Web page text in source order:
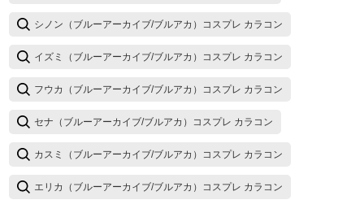
シノン（ブルーアーカイブ/ブルアカ）コスプレ カラコン
イズミ（ブルーアーカイブ/ブルアカ）コスプレ カラコン
フウカ（ブルーアーカイブ/ブルアカ）コスプレ カラコン
セナ（ブルーアーカイブ/ブルアカ）コスプレ カラコン
カスミ（ブルーアーカイブ/ブルアカ）コスプレ カラコン
エリカ（ブルーアーカイブ/ブルアカ）コスプレ カラコン